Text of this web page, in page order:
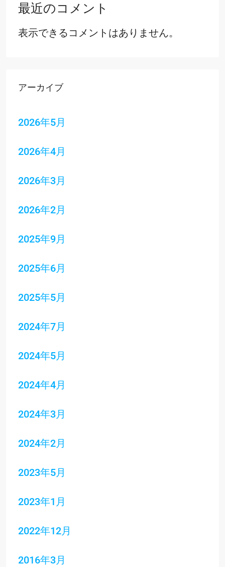
最近のコメント
表示できるコメントはありません。
アーカイブ
2026年5月
2026年4月
2026年3月
2026年2月
2025年9月
2025年6月
2025年5月
2024年7月
2024年5月
2024年4月
2024年3月
2024年2月
2023年5月
2023年1月
2022年12月
2016年3月